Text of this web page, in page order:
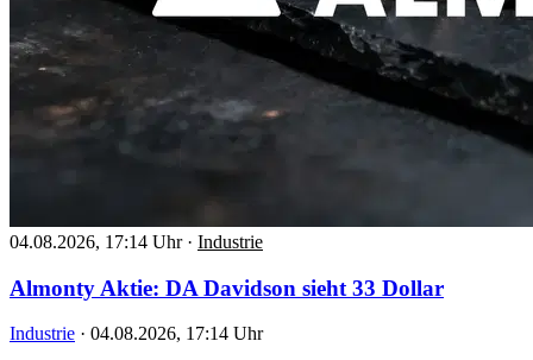
04.08.2026, 17:14 Uhr · Industrie
Almonty Aktie: DA Davidson sieht 33 Dollar
Industrie · 04.08.2026, 17:14 Uhr